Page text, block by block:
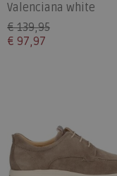
Valenciana white
€ 139,95
€ 97,97